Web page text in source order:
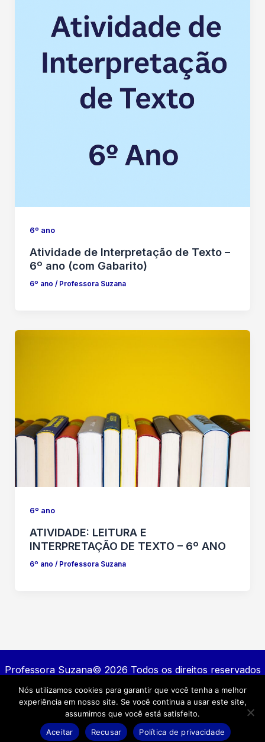
6º ano
Atividade de Interpretação de Texto –
6º ano (com Gabarito)
6º ano / Professora Suzana
6º ano
ATIVIDADE: LEITURA E
INTERPRETAÇÃO DE TEXTO – 6º ANO
6º ano / Professora Suzana
Professora Suzana© 2026 Todos os direitos reservados
Contato
Política de privacidade
Termos e Condições
Nós utilizamos cookies para garantir que você tenha a melhor
experiência em nosso site. Se você continua a usar este site,
assumimos que você está satisfeito.
Aceitar
Recusar Política de privacidade